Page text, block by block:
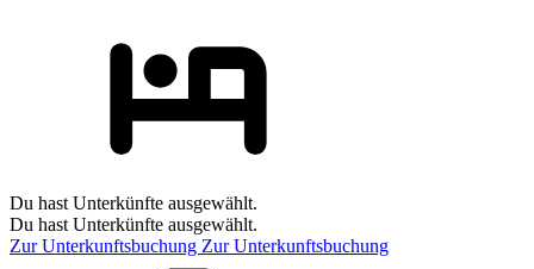
Du hast Unterkünfte ausgewählt.
Du hast Unterkünfte ausgewählt.
Zur Unterkunftsbuchung Zur Unterkunftsbuchung